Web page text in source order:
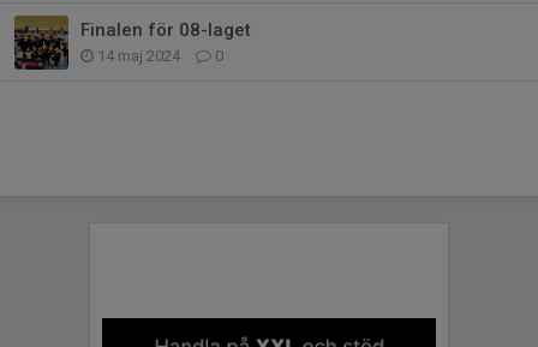
Finalen för 08-laget
14 maj 2024 0